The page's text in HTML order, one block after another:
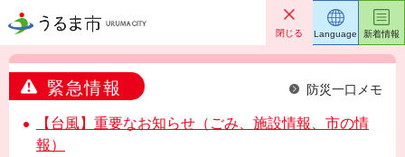
うるま市 閉じる
緊急情報 防災一口メモ
【台風】重要なお知らせ（ごみ、施設情報、市の情
報）
Language 新着情報